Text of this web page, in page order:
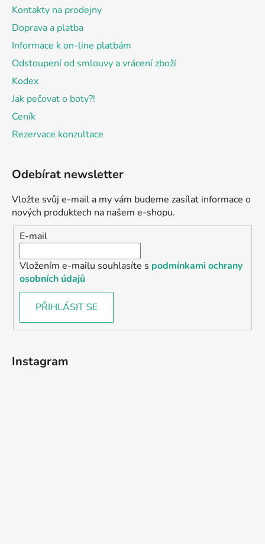
Kontakty na prodejny
Doprava a platba
Informace k on-line platbám
Odstoupení od smlouvy a vrácení zboží
Kodex
Jak pečovat o boty?!
Ceník
Rezervace konzultace
Odebírat newsletter
Vložte svůj e-mail a my vám budeme zasílat informace o
nových produktech na našem e-shopu.
E-mail
Vložením e-mailu souhlasíte s podmínkami ochrany
osobních údajů
PŘIHLÁSIT SE
Instagram